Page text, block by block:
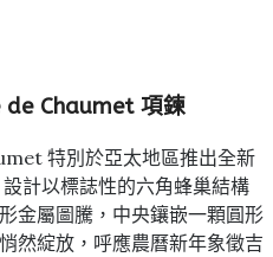
de Chaumet 項鍊
特別於亞太地區推出全新
計以標誌性的六角蜂巢結構
金屬圖騰，中央鑲嵌一顆圓形
然綻放，呼應農曆新年象徵吉